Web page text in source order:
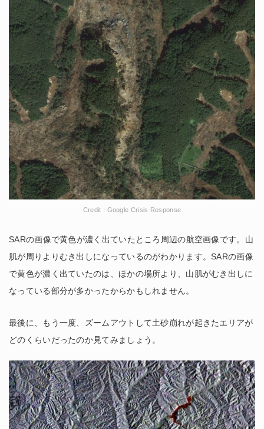
Credit : Google Crisis Response
SARの画像で黄色が濃く出ていたところ周辺の航空画像です。山
肌が周りよりむき出しになっているのがわかります。SARの画像
で黄色が濃く出ていたのは、ほかの場所より、山肌がむき出しに
なっている部分が多かったからかもしれません。
最後に、もう一度、ズームアウトして土砂崩れが起きたエリアが
どのくらいだったのか見てみましょう。